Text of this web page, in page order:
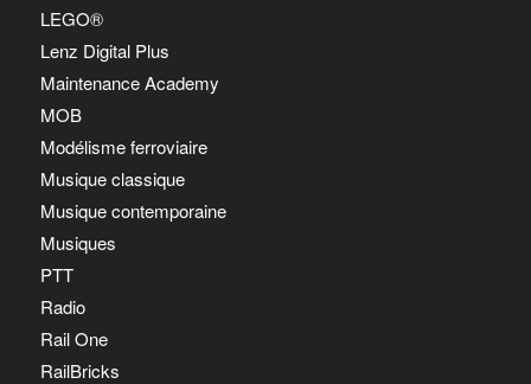
LEGO®
Lenz Digital Plus
Maintenance Academy
MOB
Modélisme ferroviaire
Musique classique
Musique contemporaine
Musiques
PTT
Radio
Rail One
RailBricks